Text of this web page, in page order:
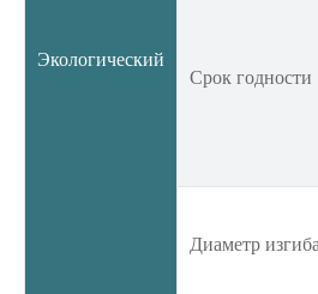
Экологический
Срок годности
Диаметр